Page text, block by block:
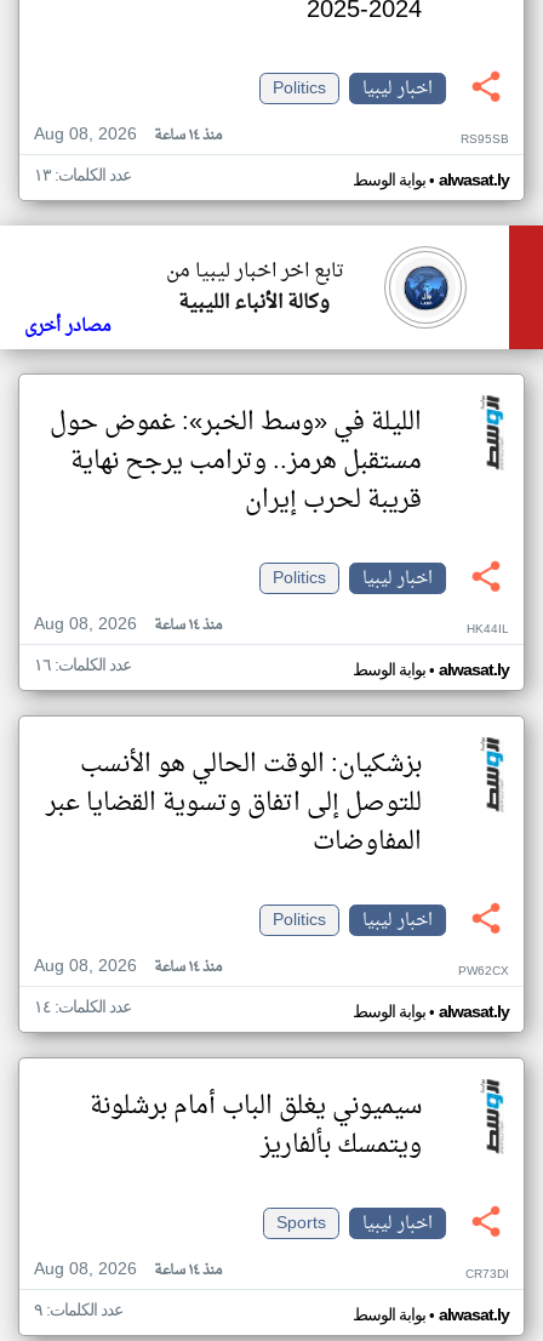
2024-2025
اخبار ليبيا
Politics
Aug 08, 2026
منذ ١٤ ساعة RS95SB
بوابة الوسط• alwasat.ly عدد الكلمات: ١٣
تابع اخر اخبار ليبيا من
وكالة الأنباء الليبية
مصادر أخرى
الليلة في «وسط الخبر»: غموض حول
مستقبل هرمز.. وترامب يرجح نهاية
قريبة لحرب إيران
اخبار ليبيا
Politics
Aug 08, 2026
منذ ١٤ ساعة HK44IL
بوابة الوسط• alwasat.ly عدد الكلمات: ١٦
بزشكيان: الوقت الحالي هو الأنسب
للتوصل إلى اتفاق وتسوية القضايا عبر
المفاوضات
اخبار ليبيا
Politics
Aug 08, 2026
منذ ١٤ ساعة PW62CX
بوابة الوسط• alwasat.ly عدد الكلمات: ١٤
سيميوني يغلق الباب أمام برشلونة
ويتمسك بألفاريز
اخبار ليبيا
Sports
Aug 08, 2026
منذ ١٤ ساعة CR73DI
بوابة الوسط• alwasat.ly عدد الكلمات: ٩